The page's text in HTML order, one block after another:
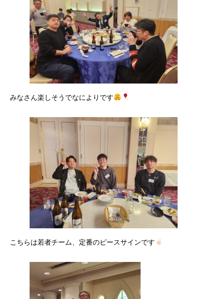
みなさん楽しそうでなによりです
こちらは若者チーム、定番のピースサインです